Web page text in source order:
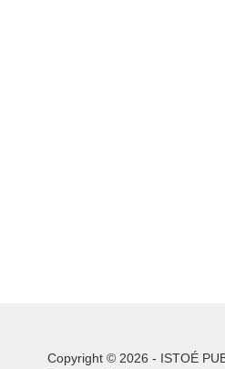
Copyright © 2026 - ISTOÉ